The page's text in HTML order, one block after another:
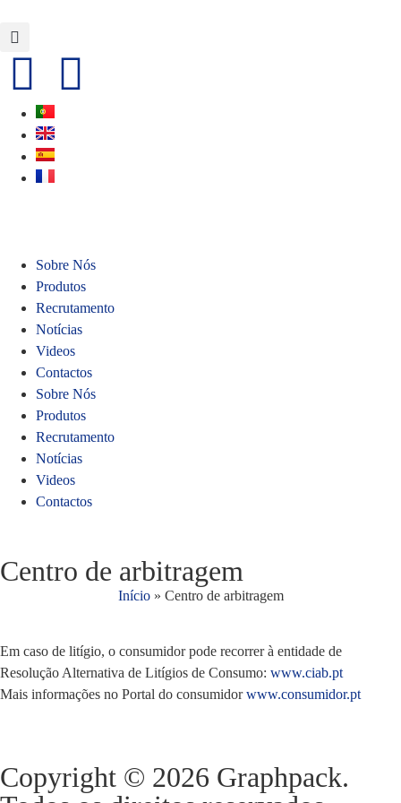
Sobre Nós
Produtos
Recrutamento
Notícias
Videos
Contactos
Sobre Nós
Produtos
Recrutamento
Notícias
Videos
Contactos
Centro de arbitragem
Início» Centro de arbitragem
Em caso de litígio, o consumidor pode recorrer à entidade de
Resolução Alternativa de Litígios de Consumo: www.ciab.pt
Mais informações no Portal do consumidorwww.consumidor.pt
Copyright © 2026 Graphpack.